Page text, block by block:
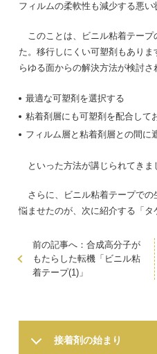
フィルムの柔軟性も減少する悪い
このことは、ビニル粘着テー
た。移行しにくい可塑剤もあり
らゆる面からの解決方法が検討さ
最適な可塑剤を選択する
粘着剤層にも可塑剤を配合して
フィルム層と粘着剤層との間に
といった方法が講じられてきま
さらに、ビニル粘着テープで
悩ませたのが、次に紹介する「タ
前の記事へ：合成高分子が
もたらした転機「ビニル粘
着テープ(1)」
接着剤の始まり